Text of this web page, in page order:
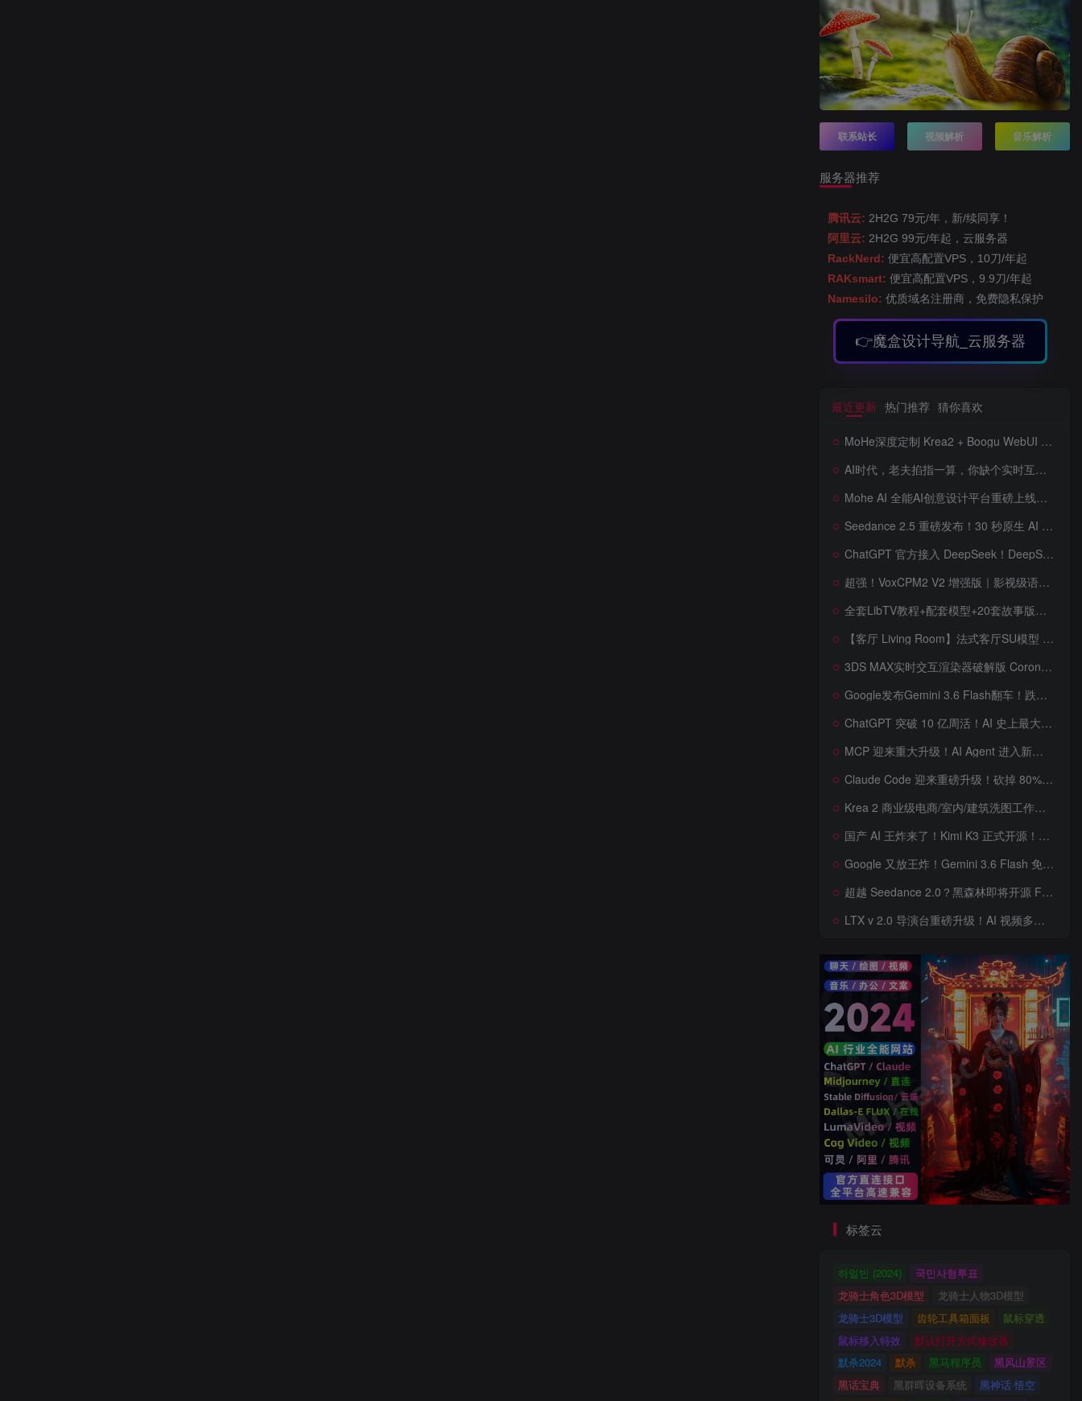
联系站长 视频解析 音乐解析
服务器推荐
腾讯云: 2H2G 79元/年，新/续同享！
阿里云: 2H2G 99元/年起，云服务器
RackNerd: 便宜高配置VPS，10刀/年起
RAKsmart: 便宜高配置VPS，9.9刀/年起
Namesilo: 优质域名注册商，免费隐私保护
👉魔盒设计导航_云服务器
最近更新 热门推荐 猜你喜欢
MoHe深度定制 Krea2 + Boogu WebUI v2.0 重磅发布！专为 AI 室内设计师打造，一键切换定制工作流，彻底告别 ComfyUI 复杂节点，一键生图！
AI时代，老夫掐指一算，你缺个实时互动的 AI 赛博女友！无需 API、完全免费、实时语音互动，零延迟打造专属 AI 数字女友，附本地部署教程！
Mohe AI 全能AI创意设计平台重磅上线！一站式AI提示词词库·对话·绘画·画廊·推流AI创意神器与AIGC展示平台系统全面升级！
Seedance 2.5 重磅发布！30 秒原生 AI 视频、50 个多模态参考、原位编辑全上线，告别抽卡盲盒，AI 视频正式进入导演时代！
ChatGPT 官方接入 DeepSeek！DeepSeek V4 Flash 0731 重磅开源发布！AI 编程能力全面升级，支持识图、支持 Responses API，本地部署全攻略！
超强！VoxCPM2 V2 增强版｜影视级语音克隆，音色永久保存，文字转语音+AI声音克隆+方言 + ai语音设计+多人对话 + 字幕全搞定
全套LibTV教程+配套模型+20套故事版参考(含提示词)轻松学会AI短剧制作，全套教程走过路过不要错过想在家里赚钱的就学习起来
【客厅 Living Room】法式客厅SU模型 French-style living room SketchUp model
3DS MAX实时交互渲染器破解版 Corona Render 15 Hotfix 2 For 3ds Max 2018 ~ 2027 Win + 离线材质预设库
Google发布Gemini 3.6 Flash翻车！跌出全球智能榜前十！Google 新模型遭遇口碑争议，附个人一些使用体验——变慢/降智/弱智，Gemini现在真的是一团糟，Google版豆包！
ChatGPT 突破 10 亿周活！AI 史上最大用户奇迹背后，OpenAI 正面对一场百亿美元级商业挑战
MCP 迎来重大升级！AI Agent 进入新纪元，模型上下文协议全面重构，未来 AI 工具生态将被重新定义，AI工具接口进入倒计时开始！
Claude Code 迎来重磅升级！砍掉 80% 系统提示词一键瘦身优化，新增 /doctor 诊断命令，AI 编程效率再次提升
Krea 2 商业级电商/室内/建筑洗图工作流首次公开！三套工作流 + 三档预设 + JSON 反推，RAW、Turbo、Depth、4 倍增强一次学会
国产 AI 王炸来了！Kimi K3 正式开源！免费下载全球最大 2.8 万亿参数模型，国产开源 AI 首次逼近闭源天花板
Google 又放王炸！Gemini 3.6 Flash 免费开放，AI 编程、Agent 能力暴涨，开发者必体验的新一代 AI 模型，性能再次刷新纪录
超越 Seedance 2.0？黑森林即将开源 FLUX 3 Dev！Self-Flow 世界模型首次曝光，20 秒音画同步 AI 视频时代来了！
LTX v 2.0 导演台重磅升级！AI 视频多角色、多场景、多参考控制全面增强生成来了，角色一致性暴涨，终于像电影一样可控，一键打造电影级AI 短片
标签云
하얼빈 (2024)
국민사형투표
龙骑士角色3D模型
龙骑士人物3D模型
龙骑士3D模型
齿轮工具箱面板
鼠标穿透
鼠标移入特效
默认打开方式修改器
默杀2024
默杀 黑马程序员
黑风山景区
黑话宝典
黑群晖设备系统
黑神话·悟空